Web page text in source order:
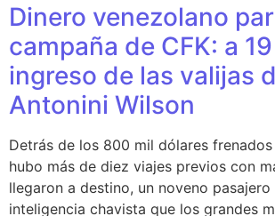
Dinero venezolano
campaña de CFK: a
ingreso de las valijas
Antonini Wilson
Detrás de los 800 mil dólares
hubo más de diez viajes previos con
llegaron a destino, un noveno
inteligencia chavista que los grandes